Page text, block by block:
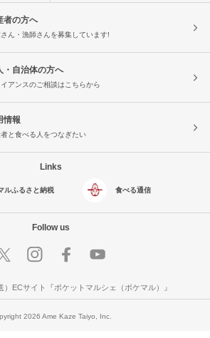
者の方へ
さん・漁師さんを募集しています!
・自治体の方へ
イアンスのご相談はこちらから
情報
と食べる人をつなぎたい
Links
ルふるさと納税 食べる通信
Follow us
ECサイト『ポケットマルシェ（ポケマル）』
2026 Ame Kaze Taiyo, Inc.